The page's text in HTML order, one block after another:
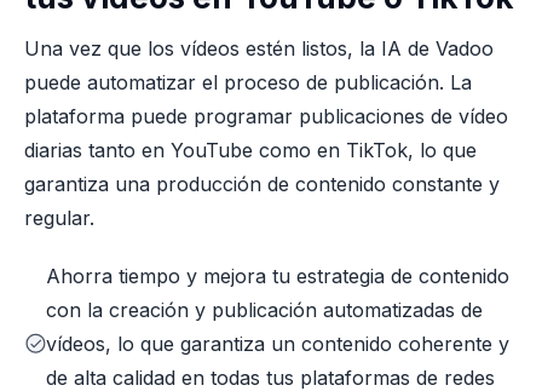
Una vez que los vídeos estén listos, la IA de Vadoo
puede automatizar el proceso de publicación. La
plataforma puede programar publicaciones de vídeo
diarias tanto en YouTube como en TikTok, lo que
garantiza una producción de contenido constante y
regular.
Ahorra tiempo y mejora tu estrategia de contenido
con la creación y publicación automatizadas de
vídeos, lo que garantiza un contenido coherente y
de alta calidad en todas tus plataformas de redes